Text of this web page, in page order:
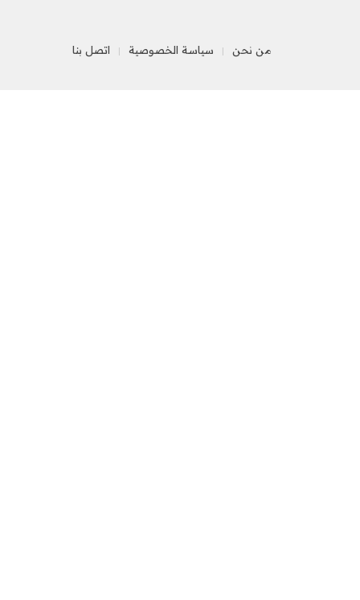
من نحن سياسة الخصوصية اتصل بنا